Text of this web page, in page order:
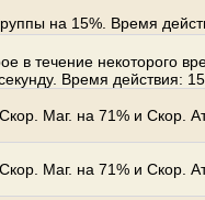
на 15%. Время
в течение некоторого
Время действия:
Маг. на 71% и Скор.
Маг. на 71% и Скор.